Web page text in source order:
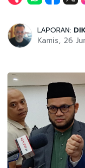
LAPORAN:
Kamis, 26